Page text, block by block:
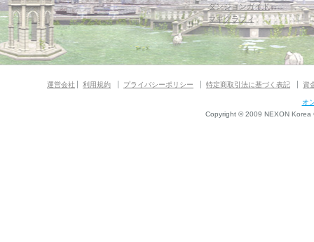
ダンジョンガイド
マギグラフィ
運営会社 利用規約 プライバシーポリシー 特定商取引法に基づく表記 資
オ
Copyright © 2009 NEXON Korea